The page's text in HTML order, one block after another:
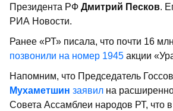
Президента РФ Дмитрий Песков.
РИА Новости.
Ранее «РТ» писала, что почти 16 млн
позвонили на номер 1945 акции
Напомним, что Председатель
Мухаметшин заявил на
Совета Ассамблеи народов РТ, что